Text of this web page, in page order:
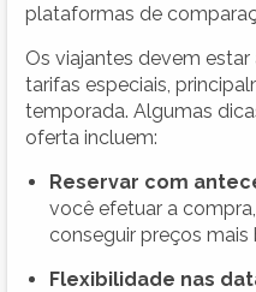
plataformas de
Os viajantes devem
tarifas especiais,
temporada. Algumas
oferta incluem:
Reservar com
você efetuar a
conseguir preços mais
Flexibilidade nas